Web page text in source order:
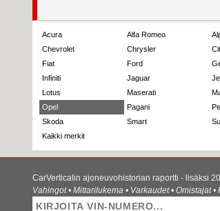
Acura Alfa Romeo
Chevrolet
Chrysler
Fiat
Ford
Infiniti
Jaguar
Lotus
Maserati
Opel
Pagani
Skoda
Smart
Kaikki merkit
CarVerticalin ajoneuvohistorian raportti - lisäksi
Vahingot • Mittarilukema • Varkaudet • Omistajat